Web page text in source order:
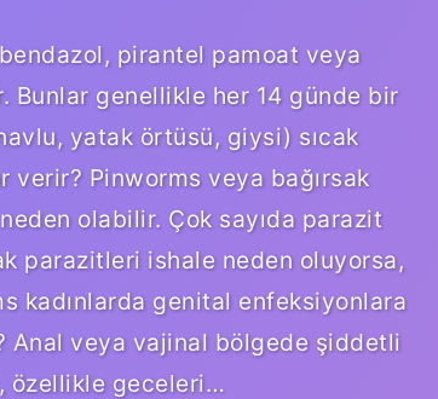
pirantel pamoat veya
Bunlar genellikle her 14 günde bir
yatak örtüsü, giysi) sıcak
verir? Pinworms veya bağırsak
olabilir. Çok sayıda parazit
parazitleri ishale neden oluyorsa,
kadınlarda genital enfeksiyonlara
Anal veya vajinal bölgede şiddetli
özellikle geceleri…